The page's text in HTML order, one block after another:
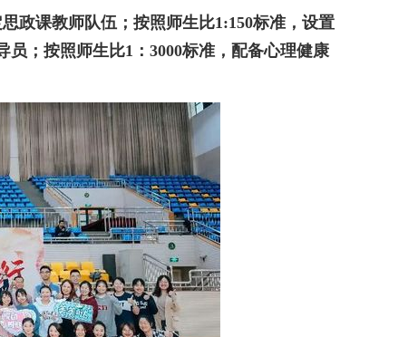
政课教师队伍；按照师生比1:150标准，设置
；按照师生比1：3000标准，配备心理健康